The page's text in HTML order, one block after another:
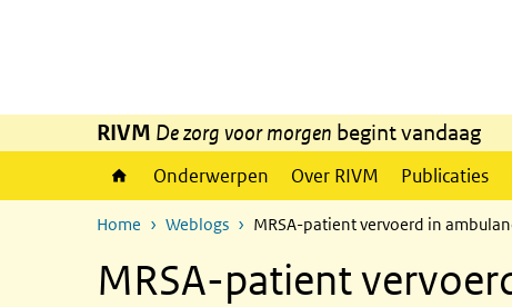
RIVM De zorg voor morgen begint vandaag
Onderwerpen Over RIVM Publicaties
Home Weblogs MRSA-patient vervoerd in
MRSA-patient